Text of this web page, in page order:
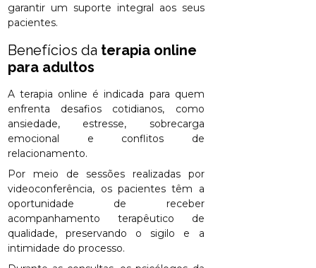
garantir um suporte integral aos seus
pacientes.
Benefícios da terapia online
para adultos
A terapia online é indicada para quem
enfrenta desafios cotidianos, como
ansiedade, estresse, sobrecarga
emocional e conflitos de
relacionamento.
Por meio de sessões realizadas por
videoconferência, os pacientes têm a
oportunidade de receber
acompanhamento terapêutico de
qualidade, preservando o sigilo e a
intimidade do processo.